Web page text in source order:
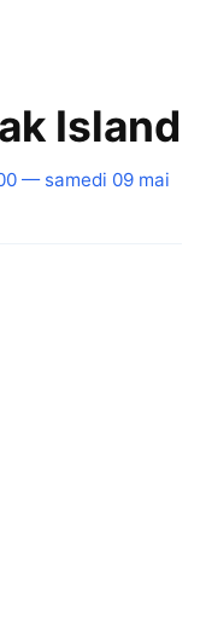
Island
— samedi 09 mai